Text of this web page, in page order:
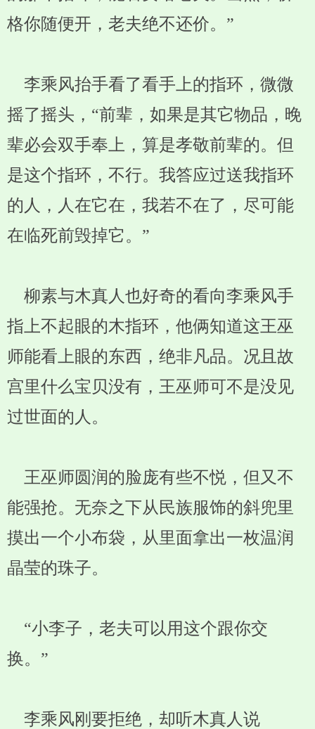
格你随便开，老夫绝不还价。”
李乘风抬手看了看手上的指环，微微
摇了摇头，“前辈，如果是其它物品，晚
辈必会双手奉上，算是孝敬前辈的。但
是这个指环，不行。我答应过送我指环
的人，人在它在，我若不在了，尽可能
在临死前毁掉它。”
柳素与木真人也好奇的看向李乘风手
指上不起眼的木指环，他俩知道这王巫
师能看上眼的东西，绝非凡品。况且故
宫里什么宝贝没有，王巫师可不是没见
过世面的人。
王巫师圆润的脸庞有些不悦，但又不
能强抢。无奈之下从民族服饰的斜兜里
摸出一个小布袋，从里面拿出一枚温润
晶莹的珠子。
“小李子，老夫可以用这个跟你交
换。”
李乘风刚要拒绝，却听木真人说